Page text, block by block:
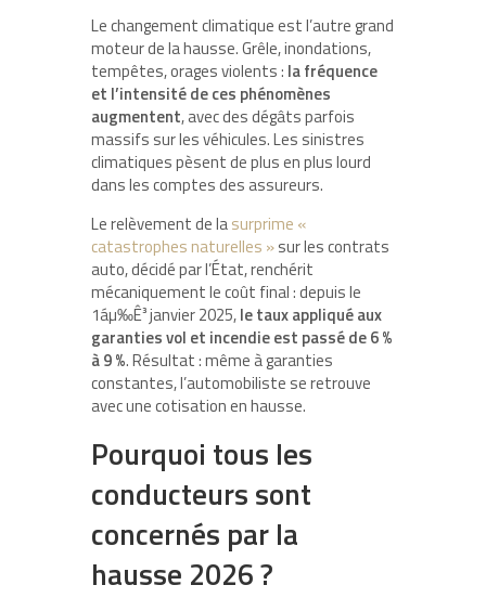
Le changement climatique est l’autre grand
moteur de la hausse. Grêle, inondations,
tempêtes, orages violents : la fréquence
et l’intensité de ces phénomènes
augmentent, avec des dégâts parfois
massifs sur les véhicules. Les sinistres
climatiques pèsent de plus en plus lourd
dans les comptes des assureurs.
Le relèvement de lasurprime «
catastrophes naturelles »sur les contrats
auto, décidé par l’État, renchérit
mécaniquement le coût final : depuis le
1áµ‰Ê³ janvier 2025,le taux appliqué aux
garanties vol et incendie est passé de 6 %
à 9 %. Résultat : même à garanties
constantes, l’automobiliste se retrouve
avec une cotisation en hausse.
Pourquoi tous les
conducteurs sont
concernés par la
hausse 2026 ?